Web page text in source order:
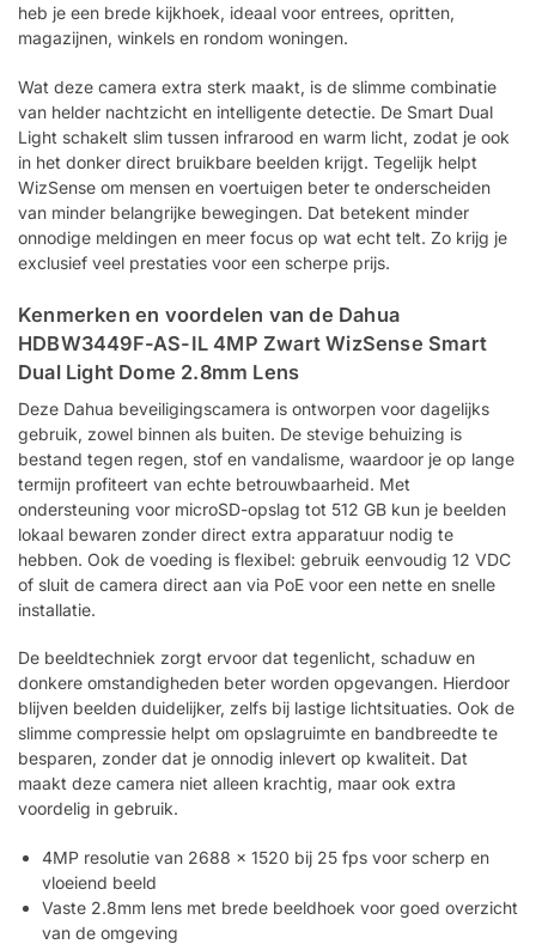
heb je een brede kijkhoek, ideaal voor entrees, opritten,
magazijnen, winkels en rondom woningen.
Wat deze camera extra sterk maakt, is de slimme combinatie
van helder nachtzicht en intelligente detectie. De Smart Dual
Light schakelt slim tussen infrarood en warm licht, zodat je ook
in het donker direct bruikbare beelden krijgt. Tegelijk helpt
WizSense om mensen en voertuigen beter te onderscheiden
van minder belangrijke bewegingen. Dat betekent minder
onnodige meldingen en meer focus op wat echt telt. Zo krijg je
exclusief veel prestaties voor een scherpe prijs.
Kenmerken en voordelen van de Dahua
HDBW3449F-AS-IL 4MP Zwart WizSense Smart
Dual Light Dome 2.8mm Lens
Deze Dahua beveiligingscamera is ontworpen voor dagelijks
gebruik, zowel binnen als buiten. De stevige behuizing is
bestand tegen regen, stof en vandalisme, waardoor je op lange
termijn profiteert van echte betrouwbaarheid. Met
ondersteuning voor microSD-opslag tot 512 GB kun je beelden
lokaal bewaren zonder direct extra apparatuur nodig te
hebben. Ook de voeding is flexibel: gebruik eenvoudig 12 VDC
of sluit de camera direct aan via PoE voor een nette en snelle
installatie.
De beeldtechniek zorgt ervoor dat tegenlicht, schaduw en
donkere omstandigheden beter worden opgevangen. Hierdoor
blijven beelden duidelijker, zelfs bij lastige lichtsituaties. Ook de
slimme compressie helpt om opslagruimte en bandbreedte te
besparen, zonder dat je onnodig inlevert op kwaliteit. Dat
maakt deze camera niet alleen krachtig, maar ook extra
voordelig in gebruik.
4MP resolutie van 2688 x 1520 bij 25 fps voor scherp en
vloeiend beeld
Vaste 2.8mm lens met brede beeldhoek voor goed overzicht
van de omgeving